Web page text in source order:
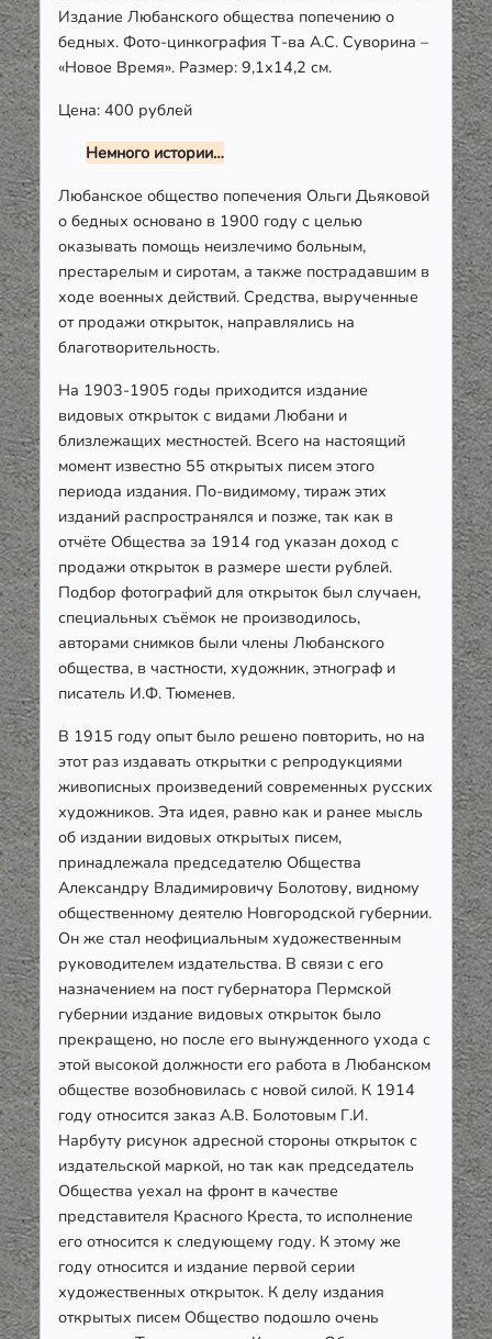
Издание Любанского общества попечению о
бедных. Фото-цинкография Т-ва А.С. Суворина –
«Новое Время». Размер: 9,1х14,2 см.
Цена: 400 рублей
Немного истории…
Любанское общество попечения Ольги Дьяковой
о бедных основано в 1900 году с целью
оказывать помощь неизлечимо больным,
престарелым и сиротам, а также пострадавшим в
ходе военных действий. Средства, вырученные
от продажи открыток, направлялись на
благотворительность.
На 1903-1905 годы приходится издание
видовых открыток с видами Любани и
близлежащих местностей. Всего на настоящий
момент известно 55 открытых писем этого
периода издания. По-видимому, тираж этих
изданий распространялся и позже, так как в
отчёте Общества за 1914 год указан доход с
продажи открыток в размере шести рублей.
Подбор фотографий для открыток был случаен,
специальных съёмок не производилось,
авторами снимков были члены Любанского
общества, в частности, художник, этнограф и
писатель И.Ф. Тюменев.
В 1915 году опыт было решено повторить, но на
этот раз издавать открытки с репродукциями
живописных произведений современных русских
художников. Эта идея, равно как и ранее мысль
об издании видовых открытых писем,
принадлежала председателю Общества
Александру Владимировичу Болотову, видному
общественному деятелю Новгородской губернии.
Он же стал неофициальным художественным
руководителем издательства. В связи с его
назначением на пост губернатора Пермской
губернии издание видовых открыток было
прекращено, но после его вынужденного ухода с
этой высокой должности его работа в Любанском
обществе возобновилась с новой силой. К 1914
году относится заказ А.В. Болотовым Г.И.
Нарбуту рисунок адресной стороны открыток с
издательской маркой, но так как председатель
Общества уехал на фронт в качестве
представителя Красного Креста, то исполнение
его относится к следующему году. К этому же
году относится и издание первой серии
художественных открыток. К делу издания
открытых писем Общество подошло очень